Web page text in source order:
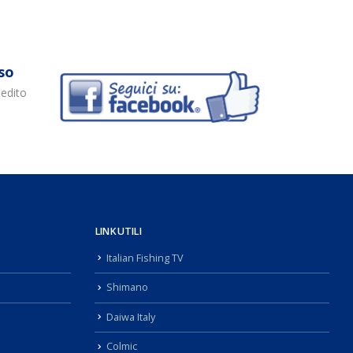
LINK UTILI
Italian Fishing TV
Shimano
Daiwa Italy
Colmic